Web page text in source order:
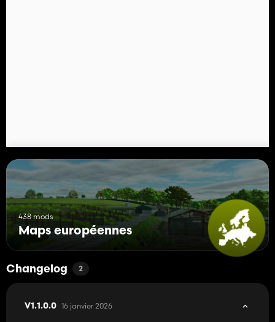
438 mods
Maps européennes
Changelog 2
V1.1.0.0 16 janvier 2026